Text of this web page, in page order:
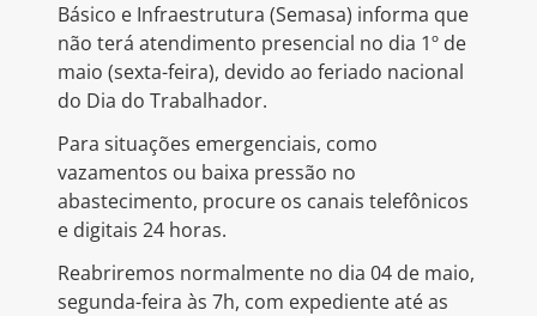
Básico e Infraestrutura (Semasa) informa que
não terá atendimento presencial no dia 1º de
maio (sexta-feira), devido ao feriado nacional
do Dia do Trabalhador.
Para situações emergenciais, como
vazamentos ou baixa pressão no
abastecimento, procure os canais telefônicos
e digitais 24 horas.
Reabriremos normalmente no dia 04 de maio,
segunda-feira às 7h, com expediente até as